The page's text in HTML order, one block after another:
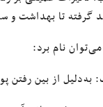
گرفته تا بهداشت
نام برد:
از بین